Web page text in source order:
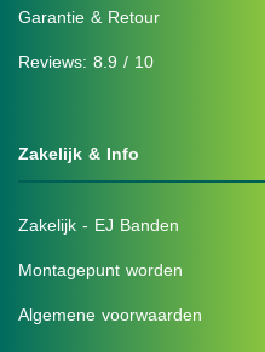
Garantie & Retour
Reviews: 8.9 / 10
Zakelijk & Info
Zakelijk - EJ Banden
Montagepunt worden
Algemene voorwaarden